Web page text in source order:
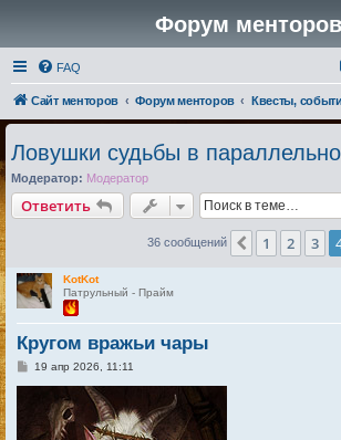
Форум менторов
FAQ
Сайт менторов Форум менторов
Ловушки судьбы в
Модератор: Модератор
Ответить
36 сообщений Пред.
1 2 3
KotKot
Патрульный - Прайм
Кругом вражьи чары
С19 апр 2026, 11:11